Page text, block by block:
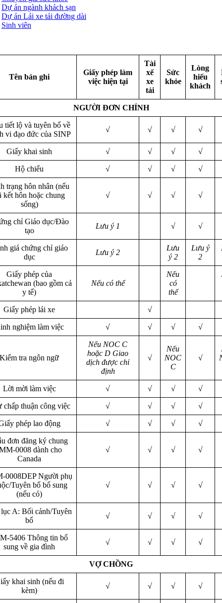
Dự án ngành khách sạn
Dự án Lái xe tải đường dài
Sinh viên
Tên bản ghi
Giấy phép làm
việc hiện tại
Tài
xế
xe
tải
Sức
khỏe
Lòng
hiếu
khách
NGƯỜI ĐƠN CHÍNH
tiết lộ và tuyên bố về
vi đạo đức của SINP
√ √ √ √
Giấy khai sinh √ √ √ √
Hộ chiếu √ √ √ √
trạng hôn nhân (nếu
kết hôn hoặc chung
sống)
√ √ √ √
chỉ Giáo dục/Đào
tạo
Lưu ý 1 √ √
giá chứng chỉ giáo
dục
Lưu ý 2
Lưu
ý 2
Lưu ý
2
Giấy phép của
(bao gồm cả
y tế)
Nếu có thể
Nếu
có
thể
Giấy phép lái xe √
nghiệm làm việc √ √ √ √
Kiểm tra ngôn ngữ
Nếu NOC C
hoặc D Giao
dịch được chỉ
định
√
Nếu
NOC
C
√
Lời mời làm việc √ √ √ √
chấp thuận công việc √ √ √ √
phép lao động √ √ √ √
đơn đăng ký chung
0008 dành cho
Canada
√ √ √ √
0008DEP Người phụ
Tuyên bố bổ sung
(nếu có)
√ √ √ √
A: Bối cảnh/Tuyên
bố
√ √ √ √
5406 Thông tin bổ
sung về gia đình
√ √ √ √
VỢ CHỒNG
khai sinh (nếu đi
kèm)
√ √ √ √